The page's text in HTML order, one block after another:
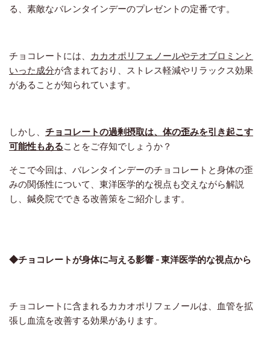
る、素敵なバレンタインデーのプレゼントの定番です。
チョコレートには、
カカオポリフェノールやテオブロミンと
いった成分が含まれており、ストレス軽減やリラックス効果
があることが知られています。
しかし、 チョコレートの過剰摂取は、体の歪みを引き起こす
可能性もある ことをご存知でしょうか？
そこで今回は、バレンタインデーのチョコレートと身体の歪
みの関係性について、東洋医学的な視点も交えながら解説
し、鍼灸院でできる改善策をご紹介します。
◆チョコレートが身体に与える影響 - 東洋医学的な視点から
チョコレートに含まれるカカオポリフェノールは、血管を拡
張し血流を改善する効果があります。